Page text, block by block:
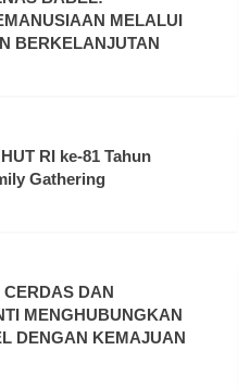
MELALUI
BERKELANJUTAN
RI ke-81 Tahun
Gathering
DAN
MENGHUBUNGKAN
DENGAN KEMAJUAN